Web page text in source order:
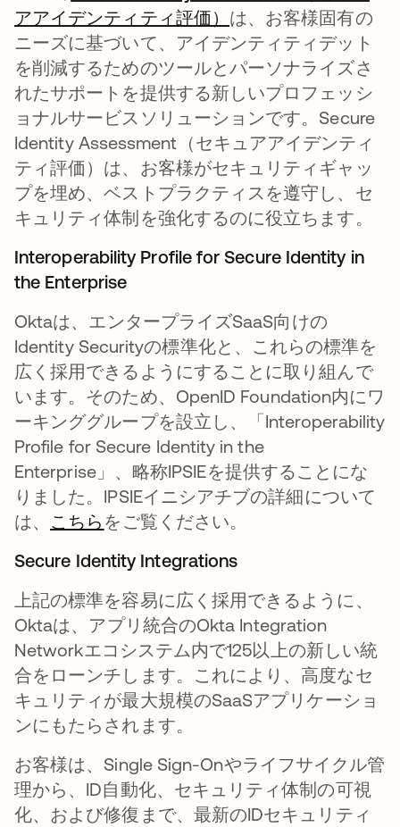
アアイデンティティ評価） 新しいタブで開く
は、お客様固有の
ニーズに基づいて、アイデンティティデット
を削減するためのツールとパーソナライズさ
れたサポートを提供する新しいプロフェッシ
ョナルサービスソリューションです。Secure
Identity Assessment（セキュアアイデンティ
ティ評価）は、お客様がセキュリティギャッ
プを埋め、ベストプラクティスを遵守し、セ
キュリティ体制を強化するのに役立ちます。
Interoperability Profile for Secure Identity in
the Enterprise
Oktaは、エンタープライズSaaS向けの
Identity Securityの標準化と、これらの標準を
広く採用できるようにすることに取り組んで
います。そのため、OpenID Foundation内にワ
ーキンググループを設立し、「Interoperability
Profile for Secure Identity in the
Enterprise」、略称IPSIEを提供することにな
りました。IPSIEイニシアチブの詳細について
は、 こちら 新しいタブで開く
をご覧ください。
Secure Identity Integrations
上記の標準を容易に広く採用できるように、
Oktaは、アプリ統合のOkta Integration
Networkエコシステム内で125以上の新しい統
合をローンチします。これにより、高度なセ
キュリティが最大規模のSaaSアプリケーショ
ンにもたらされます。
お客様は、Single Sign-Onやライフサイクル管
理から、ID自動化、セキュリティ体制の可視
化、および修復まで、最新のIDセキュリティ